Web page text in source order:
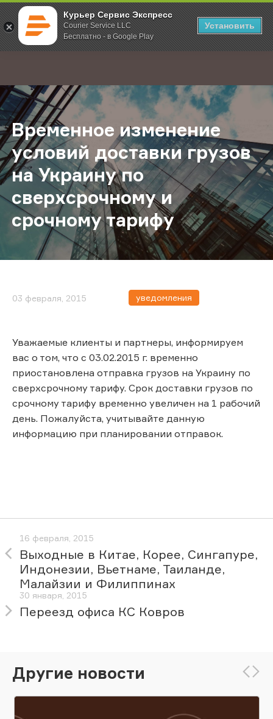
Курьер Сервис Экспресс
Courier Service LLC
Бесплатно - в Google Play
Установить
; Главная О компании Новости Временное изменение условий
Временное изменение
условий доставки грузов
на Украину по
сверхсрочному и
срочному тарифу
03 февраля, 2015 уведомления
Уважаемые клиенты и партнеры, информируем
вас о том, что с 03.02.2015 г. временно
приостановлена отправка грузов на Украину по
сверхсрочному тарифу. Срок доставки грузов по
срочному тарифу временно увеличен на 1 рабочий
день. Пожалуйста, учитывайте данную
информацию при планировании отправок.
16 февраля, 2015
Выходные в Китае, Корее, Сингапуре,
Индонезии, Вьетнаме, Таиланде,
Малайзии и Филиппинах
30 января, 2015
Переезд офиса КС Ковров
Другие новости